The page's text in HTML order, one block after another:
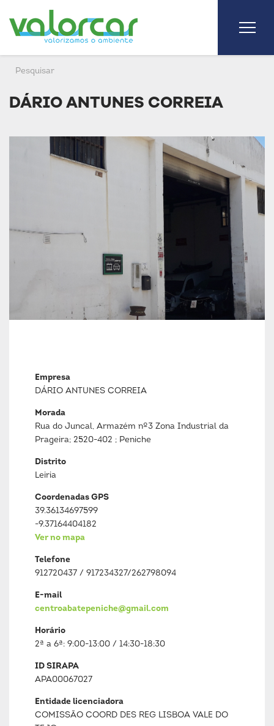
DÁRIO ANTUNES CORREIA
Empresa
DÁRIO ANTUNES CORREIA
Morada
Rua do Juncal, Armazém nº3 Zona Industrial da
Prageira; 2520-402 ; Peniche
Distrito
Leiria
Coordenadas GPS
39.36134697599
-9.37164404182
Ver no mapa
Telefone
912720437 / 917234327/262798094
E-mail
centroabatepeniche@gmail.com
Horário
2ª a 6ª: 9:00-13:00 / 14:30-18:30
ID SIRAPA
APA00067027
Entidade licenciadora
COMISSÃO COORD DES REG LISBOA VALE DO